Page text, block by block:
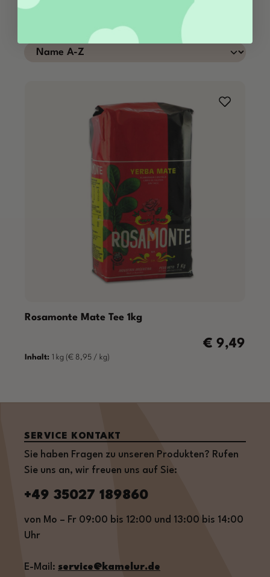
Rosamonte Mate Tee 1kg
Regulärer
€ 9,49
Inhalt: 1 kg (€ 8,95 / kg)
SERVICE KONTAKT
Sie haben Fragen zu unseren Produkten? Rufen
Sie uns an, wir freuen uns auf Sie:
+49 35027 189860
von Mo – Fr 09:00 bis 12:00 und 13:00 bis 14:00
Uhr
E-Mail: service@kamelur.de